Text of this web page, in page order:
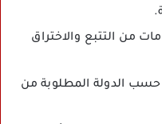
من التتبع والاختراق
حسب الدولة المطلوبة من